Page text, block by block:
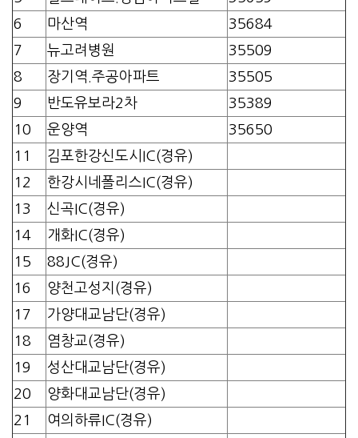
6
마산역
35684
7
뉴고려병원
35509
8
장기역.주공아파트
35505
9
반도유보라2차
35389
10
운양역
35650
11
김포한강신도시IC(경유)
12
한강시네폴리스IC(경유)
13
신곡IC(경유)
14
개화IC(경유)
15
88JC(경유)
16
양천고성지(경유)
17
가양대교남단(경유)
18
염창교(경유)
19
성산대교남단(경유)
20
양화대교남단(경유)
21
여의하류IC(경유)